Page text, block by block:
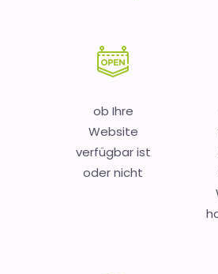
ob Ihre
Website
verfügbar ist
oder nicht